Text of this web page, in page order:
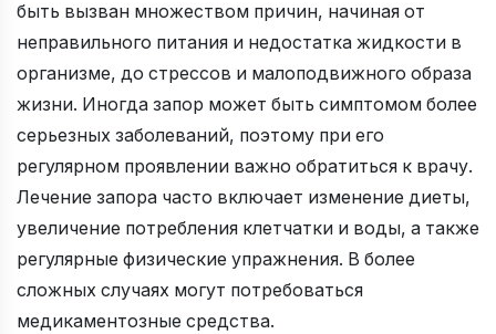
быть вызван множеством причин, начиная от
неправильного питания и недостатка жидкости в
организме, до стрессов и малоподвижного образа
жизни. Иногда запор может быть симптомом более
серьезных заболеваний, поэтому при его
регулярном проявлении важно обратиться к врачу.
Лечение запора часто включает изменение диеты,
увеличение потребления клетчатки и воды, а также
регулярные физические упражнения. В более
сложных случаях могут потребоваться
медикаментозные средства.